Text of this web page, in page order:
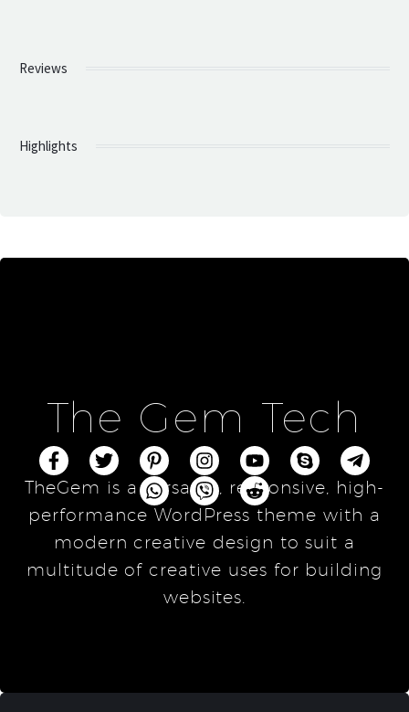
Reviews
Highlights
The Gem Tech
TheGem is a versatile, responsive, high-
performance WordPress theme with a
modern creative design to suit a
multitude of creative uses for building
websites.